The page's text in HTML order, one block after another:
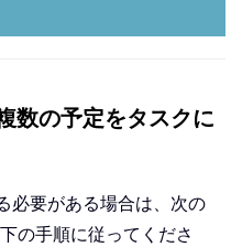
数の予定をタスクに
必要がある場合は、次の
の手順に従ってくださ